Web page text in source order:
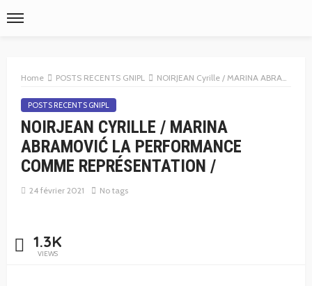
Home POSTS RECENTS GNIPL NOIRJEAN Cyrille / MARINA ABRAMOVIĆ LA PERFORMANCE COMME REPRÉSENTATION /
POSTS RECENTS GNIPL
NOIRJEAN CYRILLE / MARINA
ABRAMOVIĆ LA PERFORMANCE
COMME REPRÉSENTATION /
24 février 2021 No tags
1.3K
VIEWS